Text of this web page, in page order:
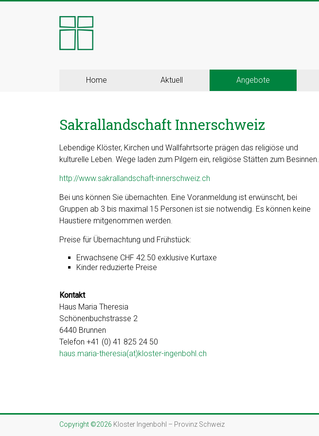
Kloster
Ingenbohl
Provinz
Herzlich
bei
den
Schwestern
Home Aktuell Angebote
Sakrallandschaft Innerschweiz
Lebendige Klöster, Kirchen und Wallfahrtsorte prägen das religiöse und
kulturelle Leben. Wege laden zum Pilgern ein, religiöse Stätten zum Besinnen.
http://www.sakrallandschaft-innerschweiz.ch
Bei uns können Sie übernachten. Eine Voranmeldung ist erwünscht, bei
Gruppen ab 3 bis maximal 15 Personen ist sie notwendig. Es können keine
Haustiere mitgenommen werden.
Preise für Übernachtung und Frühstück:
Erwachsene CHF 42.50 exklusive Kurtaxe
Kinder reduzierte Preise
Kontakt
Haus Maria Theresia
Schönenbuchstrasse 2
6440 Brunnen
Telefon +41 (0) 41 825 24 50
haus.maria-theresia(at)kloster-ingenbohl.ch
Copyright ©2026 Kloster Ingenbohl – Provinz Schweiz